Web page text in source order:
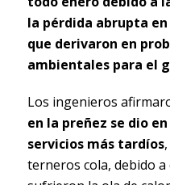
la pérdida abrupta
que derivaron en
ambientales para el
Los ingenieros
en la preñez se dio
servicios más tardíos
terneros cola, debido